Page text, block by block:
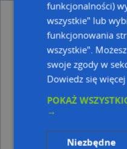
Kiosk - inne Handel,
Księgarnia Pegaz
Kwiaciarnia
Polskiego 50, 76-200
SKAN-AMT, Adama
Kancelaria
200 Słupsk
funkcjonalności)
wszystkie" lub
funkcjonowania
wszystkie".
swoje zgody w
Dowiedz się więcej
POKAŻ
→
Niezbędne